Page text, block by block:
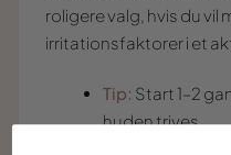
roligere valg, hvis du vil
irritationsfaktorer i et
Tip: Start 1–2
huden trives.